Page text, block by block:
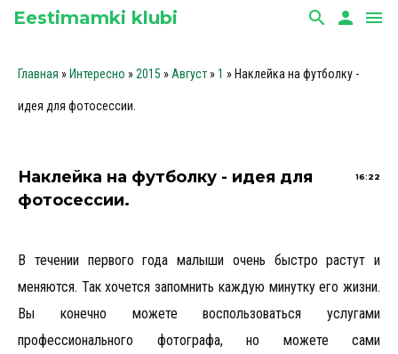
Eestimamki klubi search person menu
Главная » Интересно »2015 » Август »1 » Наклейка на футболку -
идея для фотосессии.
16:22
Наклейка на футболку - идея для
фотосессии.
В течении первого года малыши очень быстро растут и
меняются. Так хочется запомнить каждую минутку его жизни.
Вы конечно можете воспользоваться услугами
профессионального фотографа, но можете сами